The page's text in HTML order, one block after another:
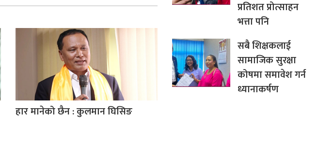
हार मानेको छैन : कुलमान घिसिङ
प्रतिशत प्रोत्साहन
भत्ता पनि
सबै शिक्षकलाई
सामाजिक सुरक्षा
कोषमा समावेश गर्न
ध्यानाकर्षण